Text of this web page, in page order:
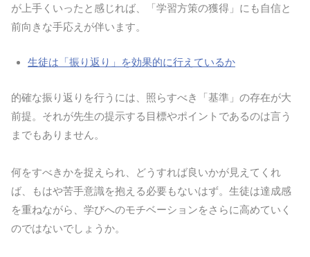
が上手くいったと感じれば、「学習方策の獲得」にも自信と
前向きな手応えが伴います。
生徒は「振り返り」を効果的に行えているか
的確な振り返りを行うには、照らすべき「基準」の存在が大
前提。それが先生の提示する目標やポイントであるのは言う
までもありません。
何をすべきかを捉えられ、どうすれば良いかが見えてくれ
ば、もはや苦手意識を抱える必要もないはず。生徒は達成感
を重ねながら、学びへのモチベーションをさらに高めていく
のではないでしょうか。